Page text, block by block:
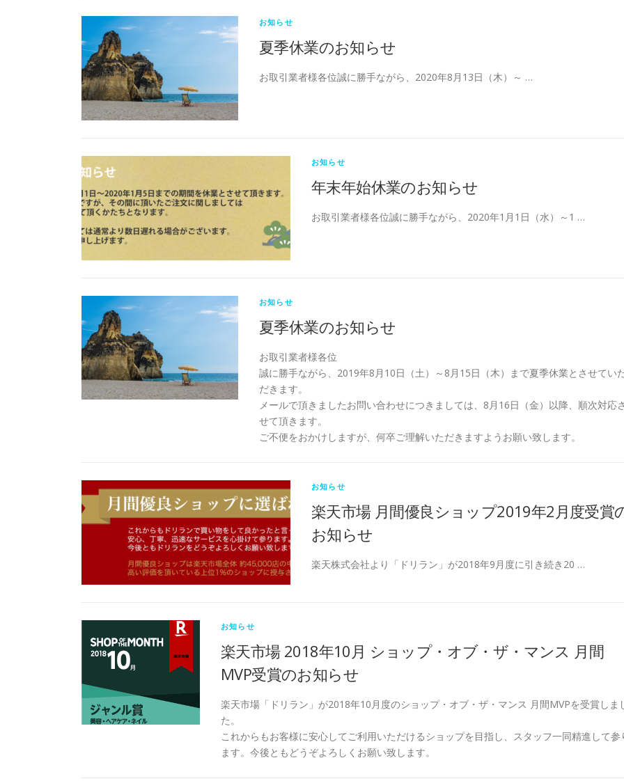
お知らせ
夏季休業のお知らせ
お取引業者様各位誠に勝手ながら、2020年8月13日（木）～ …
お知らせ
年末年始休業のお知らせ
お取引業者様各位誠に勝手ながら、2020年1月1日（水）～1 …
お知らせ
夏季休業のお知らせ
お取引業者様各位
誠に勝手ながら、2019年8月10日（土）～8月15日（木）まで夏季休業とさせてい
だきます。
メールで頂きましたお問い合わせにつきましては、8月16日（金）以降、順次対応さ
せて頂きます。
ご不便をおかけしますが、何卒ご理解いただきますようお願い致します。
お知らせ
楽天市場 月間優良ショップ2019年2月度受賞
お知らせ
楽天株式会社より「ドリラン」が2018年9月度に引き続き20 …
お知らせ
楽天市場 2018年10月 ショップ・オブ・ザ・マンス 月間
MVP受賞のお知らせ
楽天市場「ドリラン」が2018年10月度のショップ・オブ・ザ・マンス 月間MVPを受賞しま
た。
これからもお客様に安心してご利用いただけるショップを目指し、スタッフ一同精進して参
ます。今後ともどうぞよろしくお願い致します。